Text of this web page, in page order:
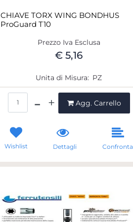
CHIAVE TORX WING BONDHUS
ProGuard T10
Prezzo Iva Esclusa
€ 5,16
Unita di Misura: PZ
Agg. Carrello
Wishlist Dettagli Confronta